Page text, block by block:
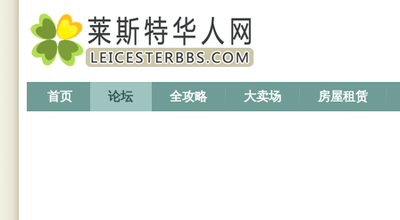
首页 论坛 全攻略 大卖场 房屋租赁